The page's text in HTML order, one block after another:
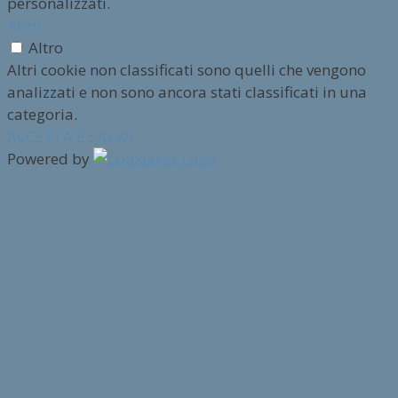
Altro
Altri cookie non classificati sono quelli che vengono
analizzati e non sono ancora stati classificati in una
categoria.
Powered by